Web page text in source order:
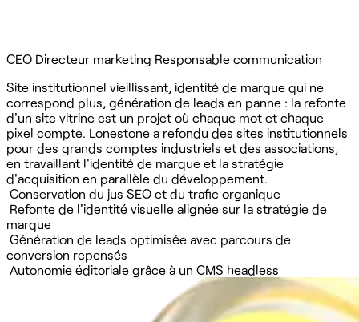
CEO Directeur marketing Responsable communication
Site institutionnel vieillissant, identité de marque qui ne
correspond plus, génération de leads en panne : la refonte
d'un site vitrine est un projet où chaque mot et chaque
pixel compte. Lonestone a refondu des sites institutionnels
pour des grands comptes industriels et des associations,
en travaillant l'identité de marque et la stratégie
d'acquisition en parallèle du développement.
Conservation du jus SEO et du trafic organique
Refonte de l'identité visuelle alignée sur la stratégie de
marque
Génération de leads optimisée avec parcours de
conversion repensés
Autonomie éditoriale grâce à un CMS headless